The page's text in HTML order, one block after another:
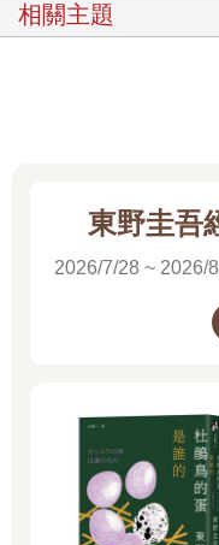
相關主題
東野圭吾
2026/7/28 ~ 2026/